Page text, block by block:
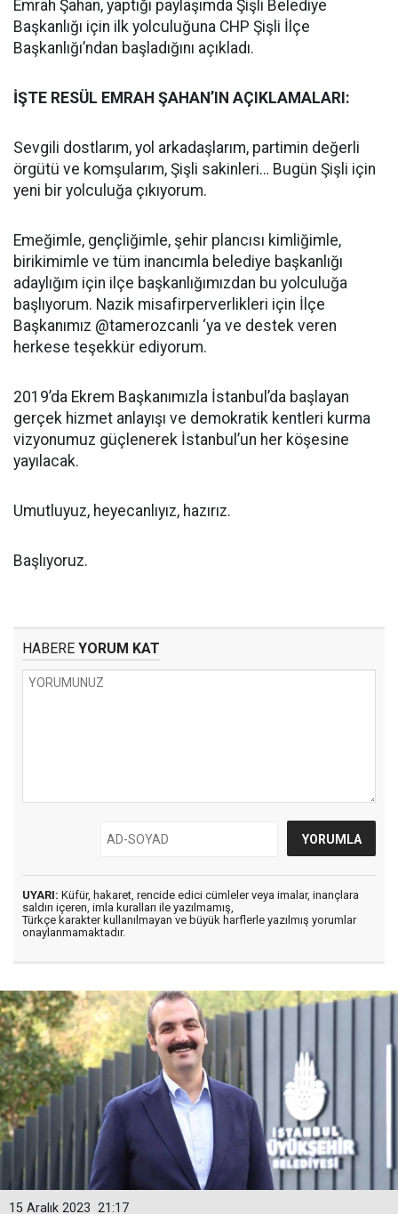
Emrah Şahan, yaptığı paylaşımda Şişli Belediye
Başkanlığı için ilk yolculuğuna CHP Şişli İlçe
Başkanlığı’ndan başladığını açıkladı.
İŞTE RESÜL EMRAH ŞAHAN’IN AÇIKLAMALARI:
Sevgili dostlarım, yol arkadaşlarım, partimin değerli
örgütü ve komşularım, Şişli sakinleri… Bugün Şişli için
yeni bir yolculuğa çıkıyorum.
Emeğimle, gençliğimle, şehir plancısı kimliğimle,
birikimimle ve tüm inancımla belediye başkanlığı
adaylığım için ilçe başkanlığımızdan bu yolculuğa
başlıyorum. Nazik misafirperverlikleri için İlçe
Başkanımız @tamerozcanli ‘ya ve destek veren
herkese teşekkür ediyorum.
2019’da Ekrem Başkanımızla İstanbul’da başlayan
gerçek hizmet anlayışı ve demokratik kentleri kurma
vizyonumuz güçlenerek İstanbul’un her köşesine
yayılacak.
Umutluyuz, heyecanlıyız, hazırız.
Başlıyoruz.
HABERE YORUM KAT
UYARI: Küfür, hakaret, rencide edici cümleler veya imalar, inançlara
saldırı içeren, imla kuralları ile yazılmamış,
Türkçe karakter kullanılmayan ve büyük harflerle yazılmış yorumlar
onaylanmamaktadır.
21:17
15 Aralık 2023